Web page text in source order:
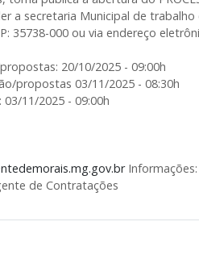
a secretaria Municipal de
35738-000 ou via endereço
20/10/2025 - 09:00h
propostas 03/11/2025 - 08:30h
11/2025 - 09:00h
Informações:
de Contratações